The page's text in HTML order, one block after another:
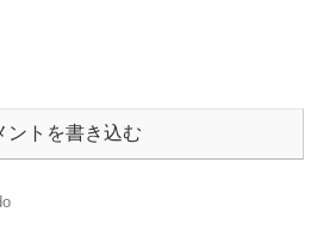
ントを書き込む